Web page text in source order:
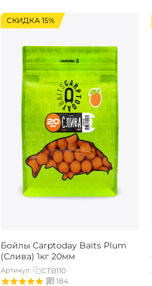
СКИДКА 15%
Бойлы Carptoday Baits Plum
(Слива) 1кг 20мм
Артикул:
CTB110
184